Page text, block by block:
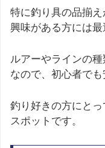
特に釣り具の品揃
興味がある方には最
ルアーやラインの
なので、初心者でも
釣り好きの方にと
スポットです。